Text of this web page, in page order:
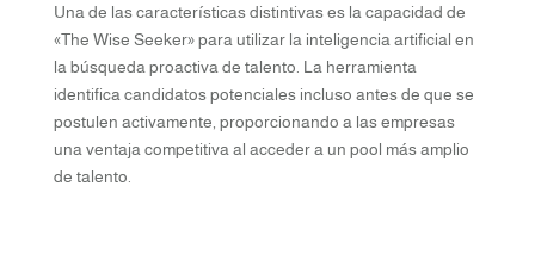
Una de las características distintivas es la capacidad de
«The Wise Seeker» para utilizar la inteligencia artificial en
la búsqueda proactiva de talento. La herramienta
identifica candidatos potenciales incluso antes de que se
postulen activamente, proporcionando a las empresas
una ventaja competitiva al acceder a un pool más amplio
de talento.